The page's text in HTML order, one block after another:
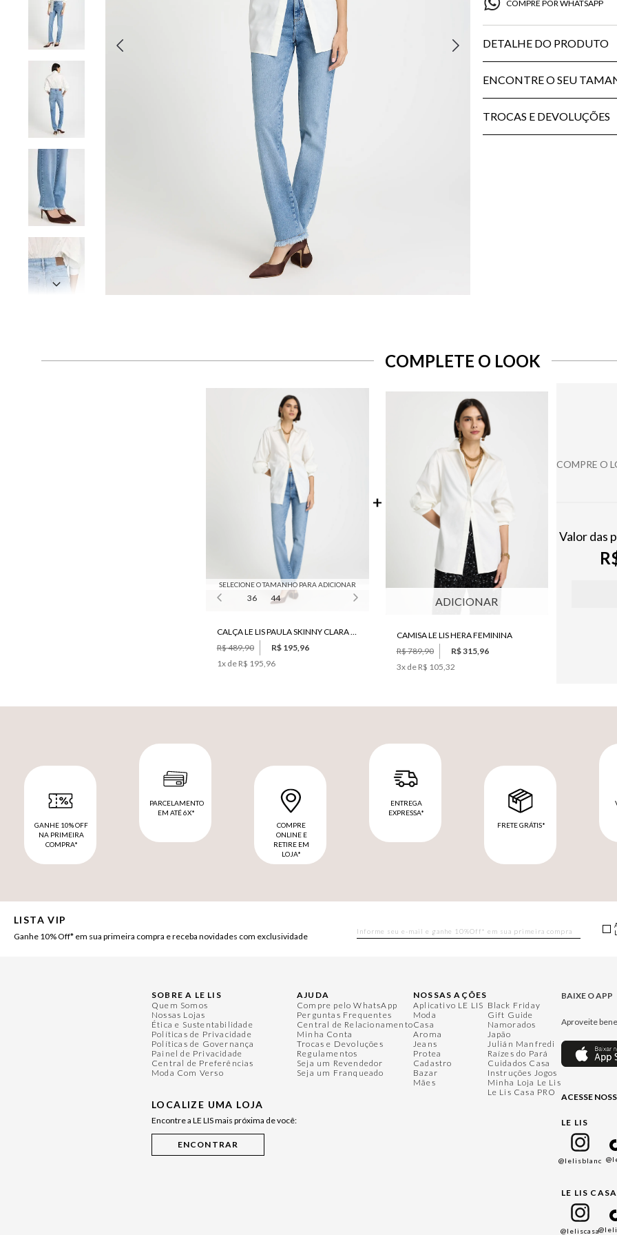
COMPRE POR WHATSAPP
DETALHE DO PRODUTO
ENCONTRE O SEU
TROCAS E DEVOLUÇÕES
COMPLETE O LOOK
SELECIONE O TAMANHO PARA ADICIONAR
36 44
CALÇA LE LIS PAULA SKINNY CLARA JEANS FEMININA
R$ 489,90
R$ 195,96
1x de R$ 195,96
ADICIONAR
CAMISA LE LIS HERA FEMININA
R$ 789,90
R$ 315,96
3x de R$ 105,32
COMPRE O
Valor das
GANHE 10% OFF
NA PRIMEIRA
COMPRA*
PARCELAMENTO
EM ATÉ 6X*
COMPRE
ONLINE E
RETIRE EM
LOJA*
ENTREGA
EXPRESSA*
FRETE GRÁTIS*
LISTA VIP
Ganhe 10% Off* em sua primeira compra e receba novidades com exclusividade
SOBRE A LE LIS
Quem Somos
Nossas Lojas
Ética e Sustentabilidade
Políticas de Privacidade
Políticas de Governança
Painel de Privacidade
Central de Preferências
Moda Com Verso
LOCALIZE UMA LOJA
Encontre a LE LIS mais próxima de você:
AJUDA
Compre pelo WhatsApp
Perguntas Frequentes
Central de Relacionamento
Minha Conta
Trocas e Devoluções
Regulamentos
Seja um Revendedor
Seja um Franqueado
NOSSAS AÇÕES
Aplicativo LE LIS
Moda
Casa
Aroma
Jeans
Protea
Cadastro
Bazar
Mães
Black Friday
Gift Guide
Namorados
Japão
Julián Manfredi
Raízes do Pará
Cuidados Casa
Instruções Jogos
Minha Loja Le Lis
Le Lis Casa PRO
BAIXE O APP
Aproveite
ACESSE
LE LIS
@lelisblanc
LE LIS CASA
@leliscasa